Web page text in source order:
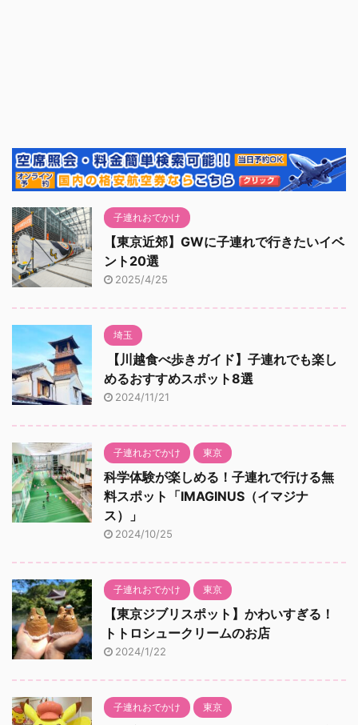
子連れおでかけ
【東京近郊】GWに子連れで行きたいイベ
ント20選
2025/4/25
埼玉
【川越食べ歩きガイド】子連れでも楽し
めるおすすめスポット8選
2024/11/21
子連れおでかけ 東京
科学体験が楽しめる！子連れで行ける無
料スポット「IMAGINUS（イマジナ
ス）」
2024/10/25
子連れおでかけ 東京
【東京ジブリスポット】かわいすぎる！
トトロシュークリームのお店
2024/1/22
子連れおでかけ 東京